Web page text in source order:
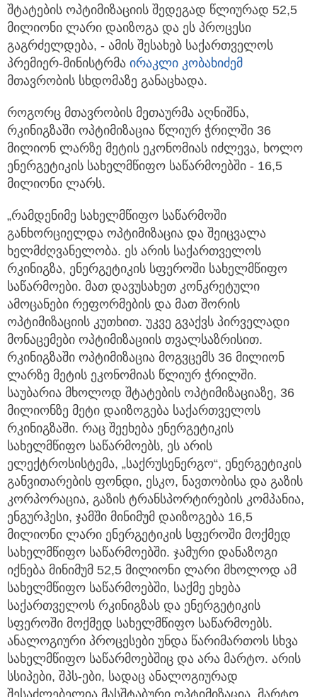
შტატების ოპტიმიზაციის შედეგად წლიურად 52,5
მილიონი ლარი დაიზოგა და ეს პროცესი
გაგრძელდება, - ამის შესახებ საქართველოს
პრემიერ-მინისტრმა ირაკლი კობახიძემ
მთავრობის სხდომაზე განაცხადა.
როგორც მთავრობის მეთაურმა აღნიშნა,
რკინიგზაში ოპტიმიზაცია წლიურ ჭრილში 36
მილიონ ლარზე მეტის ეკონომიას იძლევა, ხოლო
ენერგეტიკის სახელმწიფო საწარმოებში - 16,5
მილიონი ლარს.
„რამდენიმე სახელმწიფო საწარმოში
განხორციელდა ოპტიმიზაცია და შეიცვალა
ხელმძღვანელობა. ეს არის საქართველოს
რკინიგზა, ენერგეტიკის სფეროში სახელმწიფო
საწარმოები. მათ დავუსახეთ კონკრეტული
ამოცანები რეფორმების და მათ შორის
ოპტიმიზაციის კუთხით. უკვე გვაქვს პირველადი
მონაცემები ოპტიმიზაციის თვალსაზრისით.
რკინიგზაში ოპტიმიზაცია მოგვცემს 36 მილიონ
ლარზე მეტის ეკონომიას წლიურ ჭრილში.
საუბარია მხოლოდ შტატების ოპტიმიზაციაზე, 36
მილიონზე მეტი დაიზოგება საქართველოს
რკინიგზაში. რაც შეეხება ენერგეტიკის
სახელმწიფო საწარმოებს, ეს არის
ელექტროსისტემა, „საქრუსენერგო“, ენერგეტიკის
განვითარების ფონდი, ესკო, ნავთობისა და გაზის
კორპორაცია, გაზის ტრანსპორტირების კომპანია,
ენგურჰესი, ჯამში მინიმუმ დაიზოგება 16,5
მილიონი ლარი ენერგეტიკის სფეროში მოქმედ
სახელმწიფო საწარმოებში. ჯამური დანაზოგი
იქნება მინიმუმ 52,5 მილიონი ლარი მხოლოდ ამ
სახელმწიფო საწარმოებში, საქმე ეხება
საქართველოს რკინიგზას და ენერგეტიკის
სფეროში მოქმედ სახელმწიფო საწარმოებს.
ანალოგიური პროცესები უნდა წარიმართოს სხვა
სახელმწიფო საწარმოებშიც და არა მარტო. არის
სსიპები, შპს-ები, სადაც ანალოგიურად
შესაძლებელია მასშტაბური ოპტიმიზაცია. მარტო